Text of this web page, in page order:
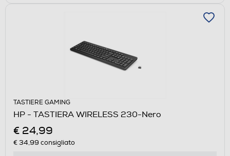
TASTIERE GAMING
HP - TASTIERA WIRELESS 230-Nero
€ 24,99
€ 34,99 consigliato